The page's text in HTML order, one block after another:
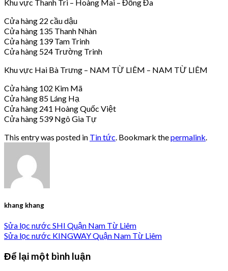
Khu vực Thanh Trì – Hoàng Mai – Đống Đa
Cửa hàng 22 cầu dậu
Cửa hàng 135 Thanh Nhàn
Cửa hàng 139 Tam Trinh
Cửa hàng 524 Trường Trinh
Khu vực Hai Bà Trưng – NAM TỪ LIÊM – NAM TỪ LIÊM
Cửa hàng 102 Kim Mã
Cửa hàng 85 Láng Hạ
Cửa hàng 241 Hoàng Quốc Việt
Cửa hàng 539 Ngô Gia Tự
This entry was posted in Tin tức. Bookmark thepermalink.
khang khang
Sửa lọc nước SHI Quận Nam Từ Liêm
Sửa lọc nước KINGWAY Quận Nam Từ Liêm
Để lại một bình luận